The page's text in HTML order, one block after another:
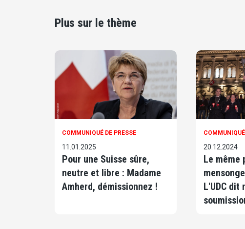
Plus sur le thème
COMMUNIQUÉ DE PRESSE
11.01.2025
Pour une Suisse sûre,
neutre et libre : Madame
Amherd, démissionnez !
20.12.2024
Le même
L'UDC dit